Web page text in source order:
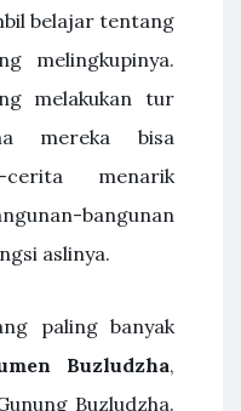
belajar tentang
melingkupinya.
melakukan tur
mereka bisa
cerita menarik
bangunan
aslinya.
paling banyak
Buzludzha,
Buzludzha.